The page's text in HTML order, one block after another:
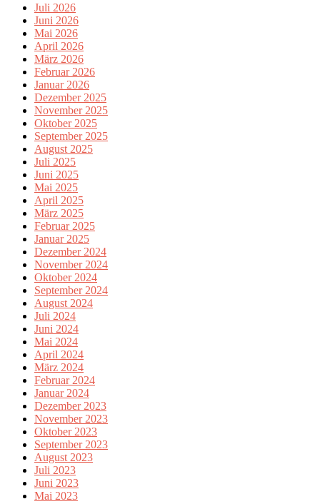
Juli 2026
Juni 2026
Mai 2026
April 2026
März 2026
Februar 2026
Januar 2026
Dezember 2025
November 2025
Oktober 2025
September 2025
August 2025
Juli 2025
Juni 2025
Mai 2025
April 2025
März 2025
Februar 2025
Januar 2025
Dezember 2024
November 2024
Oktober 2024
September 2024
August 2024
Juli 2024
Juni 2024
Mai 2024
April 2024
März 2024
Februar 2024
Januar 2024
Dezember 2023
November 2023
Oktober 2023
September 2023
August 2023
Juli 2023
Juni 2023
Mai 2023